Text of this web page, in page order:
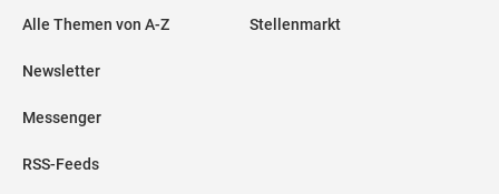
Alle Themen von A-Z
Newsletter
Messenger
RSS-Feeds
Stellenmarkt